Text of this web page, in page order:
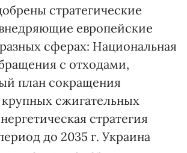
стратегические
европейские
сферах: Национальная
с отходами,
план сокращения
сжигательных
стратегия
до 2035 г. Украина